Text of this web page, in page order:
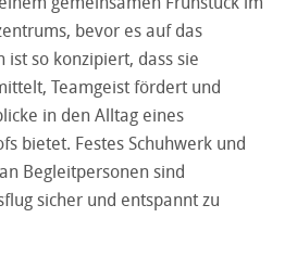
bevor es auf das
ist so konzipiert, dass sie
Teamgeist fördert und
in den Alltag eines
bietet. Festes Schuhwerk und
Begleitpersonen sind
sicher und entspannt zu